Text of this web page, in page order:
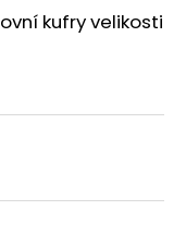
kufry velikosti